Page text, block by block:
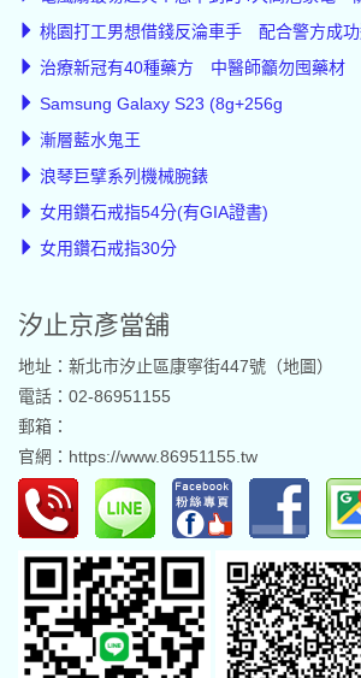
桃園打工男想借錢反淪車手 配合警方成
治療新冠有40種藥方 中醫師籲勿囤藥材
Samsung Galaxy S23 (8g+256g
漸層藍水鬼王
浪琴巨擘系列機械腕錶
女用鑽石戒指54分(有GIA證書)
女用鑽石戒指30分
汐止京彥當舖
地址：新北市汐止區康寧街447號（地圖）
電話：02-86951155
郵箱：
官網： https://www.86951155.tw